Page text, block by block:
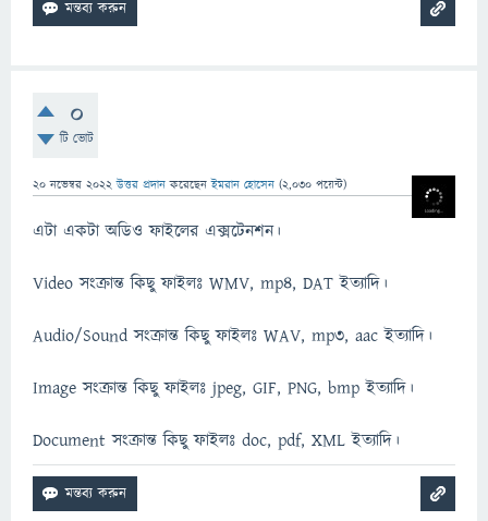
0
টি ভোট
20 নভেম্বর 2022 উত্তর প্রদান করেছেনইমরান হোসেন (2,030 পয়েন্ট)
এটা একটা অডিও ফাইলের এক্সটেনশন।
Video সংক্রান্ত কিছু ফাইলঃ WMV, mp4, DAT ইত্যাদি।
Audio/Sound সংক্রান্ত কিছু ফাইলঃ WAV, mp3, aac ইত্যাদি।
Image সংক্রান্ত কিছু ফাইলঃ jpeg, GIF, PNG, bmp ইত্যাদি।
Document সংক্রান্ত কিছু ফাইলঃ doc, pdf, XML ইত্যাদি।